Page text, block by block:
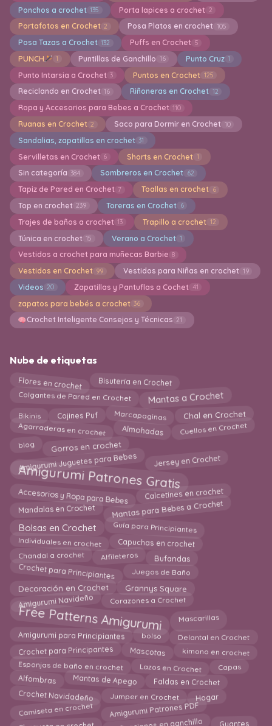
Ponchos a crochet 135 Porta lapices a crochet 2
Portafotos en Crochet 2 Posa Platos en crochet 105
Posa Tazas a Crochet 132 Puffs en Crochet 5
PUNCH 1 Puntillas de Ganchillo 16 Punto Cruz 1
Punto Intarsia a Crochet 3 Puntos en Crochet 125
Reciclando en Crochet 16 Riñoneras en Crochet 12
Ropa y Accesorios para Bebes a Crochet 110
Ruanas en Crochet 2 Saco para Dormir en Crochet 10
Sandalias, zapatillas en crochet 31
Servilletas en Crochet 6 Shorts en Crochet 1
Sin categoría 384 Sombreros en Crochet 62
Tapiz de Pared en Crochet 7 Toallas en crochet 6
Top en crochet 239 Toreras en Crochet 6
Trajes de baños a crochet 13 Trapillo a crochet 12
Túnica en crochet 15 Verano a Crochet 1
Vestidos a crochet para muñecas Barbie 8
Vestidos en Crochet 99 Vestidos para Niñas en crochet 19
Videos 20 Zapatillas y Pantuflas a Cochet 41
zapatos para bebés a crochet 36
Crochet Inteligente Consejos y Técnicas 21
Nube de etiquetas
Flores en crochet Bisutería en Crochet
Colgantes de Pared en Crochet Mantas a Crochet
Bikinis Cojines Puf Marcapaginas Chal en Crochet
Agarraderas en crochet Almohadas Cuellos en Crochet
blog Gorros en crochet
Amigurumi Juguetes para Bebes Jersey en Crochet
Amigurumi Patrones Gratis
Accesorios y Ropa para Bebes Calcetines en crochet
Mandalas en Crochet Mantas para Bebes a Crochet
Bolsas en Crochet Guía para Principiantes
Individuales en crochet Capuchas en crochet
Chandal a crochet Alfileteros Bufandas
Crochet para Principiantes Juegos de Baño
Decoración en Crochet Grannys Square
Amigurumi Navideño Corazones a Crochet
Free Patterns Amigurumi Mascarillas
Amigurumi para Principiantes bolso Delantal en Crochet
Crochet para Principantes Mascotas kimono en crochet
Esponjas de baño en crochet Lazos en Crochet Capas
Alfombras Mantas de Apego Faldas en Crochet
Crochet Navidadeño Jumper en Crochet Hogar
Camiseta en crochet Amigurumi Patrones PDF